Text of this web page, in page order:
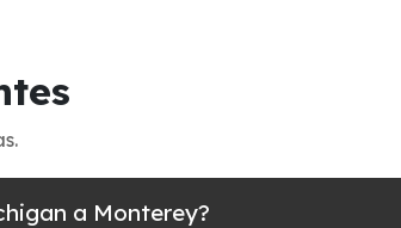
a Monterey?